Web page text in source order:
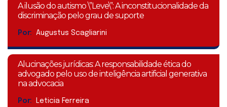
A ilusão do autismo \”Leve\”: A inconstitucionalidade da
discriminação pelo grau de suporte
Por: Augustus Scagliarini
Alucinações jurídicas: A responsabilidade ética do
advogado pelo uso de inteligência artificial generativa
na advocacia
Por: Leticia Ferreira